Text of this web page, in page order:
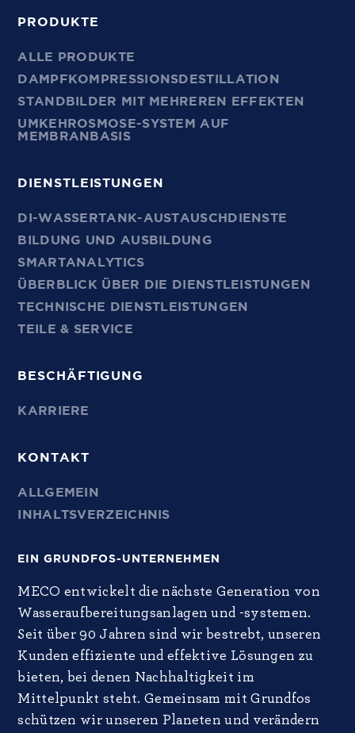
PRODUKTE
ALLE PRODUKTE
DAMPFKOMPRESSIONSDESTILLATION
STANDBILDER MIT MEHREREN EFFEKTEN
UMKEHROSMOSE-SYSTEM AUF
MEMBRANBASIS
DIENSTLEISTUNGEN
DI-WASSERTANK-AUSTAUSCHDIENSTE
BILDUNG UND AUSBILDUNG
SMARTANALYTICS
ÜBERBLICK ÜBER DIE DIENSTLEISTUNGEN
TECHNISCHE DIENSTLEISTUNGEN
TEILE & SERVICE
BESCHÄFTIGUNG
KARRIERE
KONTAKT
ALLGEMEIN
INHALTSVERZEICHNIS
EIN GRUNDFOS-UNTERNEHMEN
MECO entwickelt die nächste Generation von
Wasseraufbereitungsanlagen und -systemen.
Seit über 90 Jahren sind wir bestrebt, unseren
Kunden effiziente und effektive Lösungen zu
bieten, bei denen Nachhaltigkeit im
Mittelpunkt steht. Gemeinsam mit Grundfos
schützen wir unseren Planeten und verändern